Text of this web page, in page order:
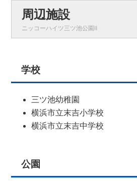
周辺施設
ニッコーハイツ三ツ池公園Ⅱ
学校
三ツ池幼稚園
横浜市立末吉小学校
横浜市立末吉中学校
公園